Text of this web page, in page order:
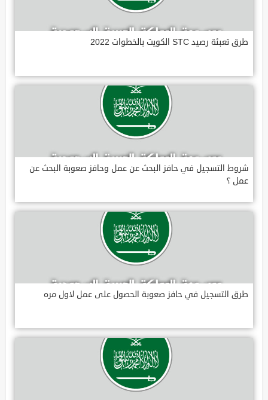
طرق تعبئة رصيد STC الكويت بالخطوات 2022
شروط التسجيل في حافز البحث عن عمل وحافز صعوبة البحث عن
عمل ؟
طرق التسجيل في حافز صعوبة الحصول على عمل لاول مره